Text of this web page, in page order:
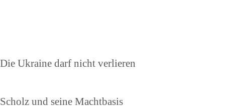
Vorheriger
Die Ukraine darf nicht verlieren
Nächster
Scholz und seine Machtbasis